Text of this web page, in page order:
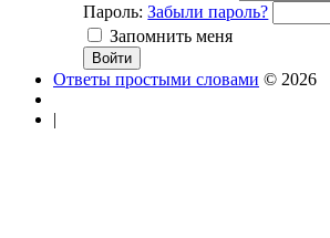
Пароль: Забыли пароль?
Запомнить меня
Ответы простыми словами © 2026
|